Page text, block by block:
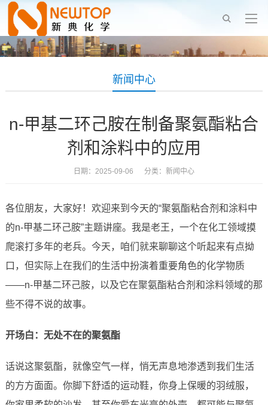
新闻中心
n-甲基二环己胺在制备聚氨酯粘合
剂和涂料中的应用
日期：2025-09-06 分类： 新闻中心
各位朋友，大家好！欢迎来到今天的“聚氨酯粘合剂和涂料中
的n-甲基二环己胺”主题讲座。我是老王，一个在化工领域摸
爬滚打多年的老兵。今天，咱们就来聊聊这个听起来有点拗
口，但实际上在我们的生活中扮演着重要角色的化学物质
——n-甲基二环己胺，以及它在聚氨酯粘合剂和涂料领域的那
些不得不说的故事。
开场白：无处不在的聚氨酯
话说这聚氨酯，就像空气一样，悄无声息地渗透到我们生活
的方方面面。你脚下舒适的运动鞋，你身上保暖的羽绒服，